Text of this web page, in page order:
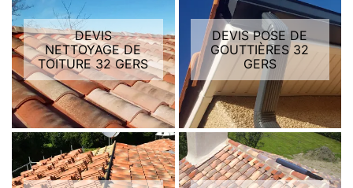
DEVIS
NETTOYAGE DE
TOITURE 32 GERS
DEVIS POSE DE
GOUTTIÈRES 32
GERS